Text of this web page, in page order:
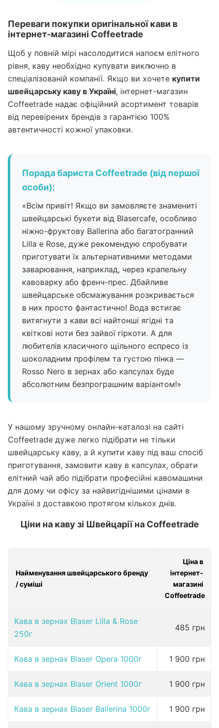
Переваги покупки оригінальної кави в
інтернет-магазині Coffeetrade
Щоб у повній мірі насолодитися напоєм елітного
рівня, каву необхідно купувати виключно в
спеціалізованій компанії. Якщо ви хочете купити
швейцарську каву в Україні, інтернет-магазин
Coffeetrade надає офіційний асортимент товарів
від перевірених брендів з гарантією 100%
автентичності кожної упаковки.
Порада бариста Coffeetrade (від першої
особи):
«Всім привіт! Якщо ви замовляєте знамениті
швейцарські букети від Blasercafe, особливо
ніжно-фруктову Ballerina або багатогранний
Lilla e Rose, дуже рекомендую спробувати
приготувати їх альтернативними методами
заварювання, наприклад, через крапельну
кавоварку або френч-прес. Дбайливе
швейцарське обсмажування розкривається
в них просто фантастично! Вода встигає
витягнути з кави всі найтонші ягідні та
квіткові ноти без зайвої гіркоти. А для
любителів класичного щільного еспресо із
шоколадним профілем та густою пінка —
Rosso Nero в зернах або капсулах буде
абсолютним безпрограшним варіантом!»
У нашому зручному онлайн-каталозі на сайті
Coffeetrade дуже легко підібрати не тільки
швейцарську каву, а й купити каву під ваш спосіб
приготування, замовити каву в капсулах, обрати
елітний чай або підібрати професійні кавомашини
для дому чи офісу за найвигіднішими цінами в
Україні з доставкою протягом кількох днів.
Ціни на каву зі Швейцарії на Coffeetrade
Найменування швейцарського бренду
/ суміші
Ціна в
інтернет-
магазині
Coffeetrade
Кава в зернах Blaser Lilla & Rose
250г
485 грн
Кава в зернах Blaser Opera 1000г 1 900 грн
Кава в зернах Blaser Orient 1000г 1 900 грн
Кава в зернах Blaser Ballerina 1000г 1 900 грн